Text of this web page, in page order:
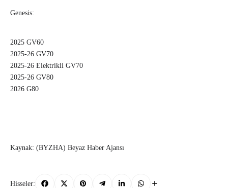
Genesis:
2025 GV60
2025-26 GV70
2025-26 Elektrikli GV70
2025-26 GV80
2026 G80
Kaynak: (BYZHA) Beyaz Haber Ajansı
Hisseler: